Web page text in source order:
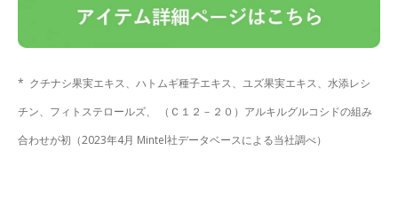
* クチナシ果実エキス、ハトムギ種子エキス、ユズ果実エキス、水添レシ
チン、フィトステロールズ、 （Ｃ１２－２０）アルキルグルコシドの組み
合わせが初（2023年4月 Mintel社データベースによる当社調べ）